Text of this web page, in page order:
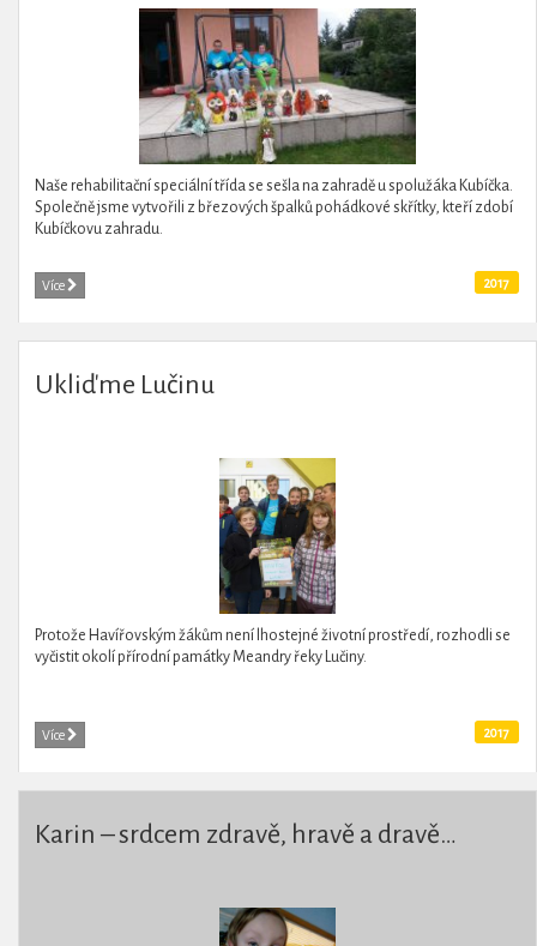
Naše rehabilitační speciální třída se sešla na zahradě u spolužáka Kubíčka.
Společně jsme vytvořili z březových špalků pohádkové skřítky, kteří zdobí
Kubíčkovu zahradu.
Více 2017
Ukliďme Lučinu
Protože Havířovským žákům není lhostejné životní prostředí, rozhodli se
vyčistit okolí přírodní památky Meandry řeky Lučiny.
Více 2017
Karin – srdcem zdravě, hravě a dravě…